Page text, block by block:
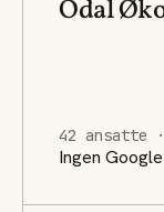
Odal
42 ansatte
Ingen